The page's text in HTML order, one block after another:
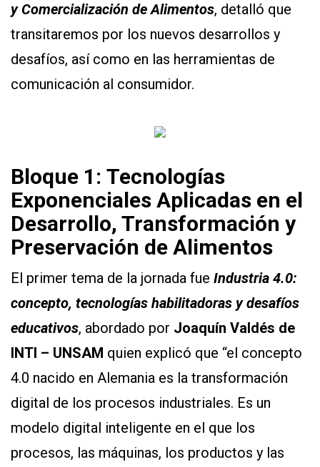
yComercialización de Alimentos, detalló que
transitaremos por los nuevos desarrollos y
desafíos, así como en las herramientas de
comunicación al consumidor.
Bloque 1: Tecnologías
Exponenciales Aplicadas en el
Desarrollo, Transformación y
Preservación de Alimentos
El primer tema de la jornada fue Industria 4.0:
concepto, tecnologías habilitadoras y desafíos
educativos, abordado por Joaquín Valdés de
INTI – UNSAM quien explicó que “el concepto
4.0 nacido en Alemania es la transformación
digital de los procesos industriales. Es un
modelo digital inteligente en el que los
procesos, las máquinas, los productos y las